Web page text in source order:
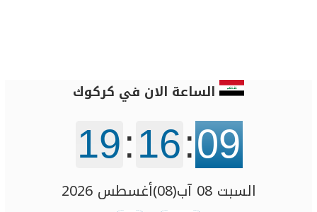
الساعة الان في كركوك‏
19:16:09
السبت 08 آب(08)أغسطس 2026